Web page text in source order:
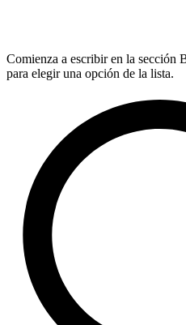
Comienza a escribir en la sección
para elegir una opción de la lista.